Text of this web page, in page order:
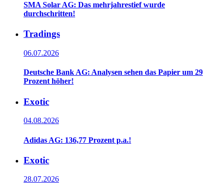
SMA Solar AG: Das mehrjahrestief wurde
durchschritten!
Tradings
06.07.2026
Deutsche Bank AG: Analysen sehen das Papier um 29
Prozent höher!
Exotic
04.08.2026
Adidas AG: 136,77 Prozent p.a.!
Exotic
28.07.2026